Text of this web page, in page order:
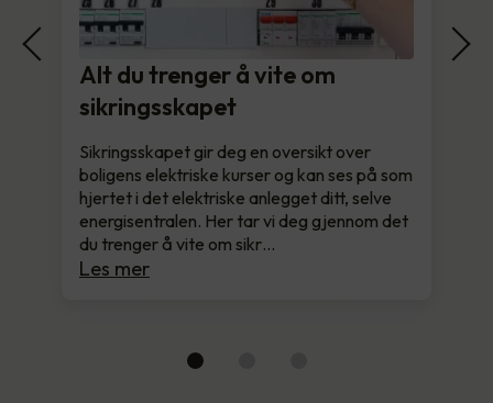
Alt du trenger å vite om
sikringsskapet
Sikringsskapet gir deg en oversikt over
boligens elektriske kurser og kan ses på som
hjertet i det elektriske anlegget ditt, selve
energisentralen. Her tar vi deg gjennom det
du trenger å vite om sikr…
Les mer